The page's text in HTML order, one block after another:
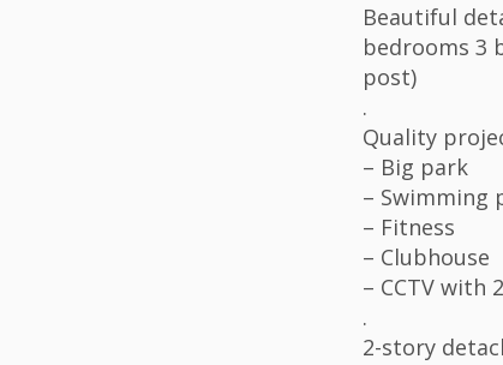
Beautiful
bedrooms 3
post)
.
Quality
– Big park
– Swimming
– Fitness
– Clubhouse
– CCTV with
.
2-story